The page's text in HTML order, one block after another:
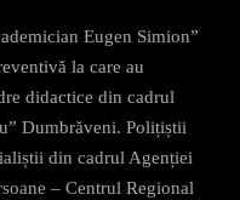
Eugen Simion”
la care au
didactice din cadrul
Dumbrăveni. Polițiștii
din cadrul Agenției
– Centrul Regional